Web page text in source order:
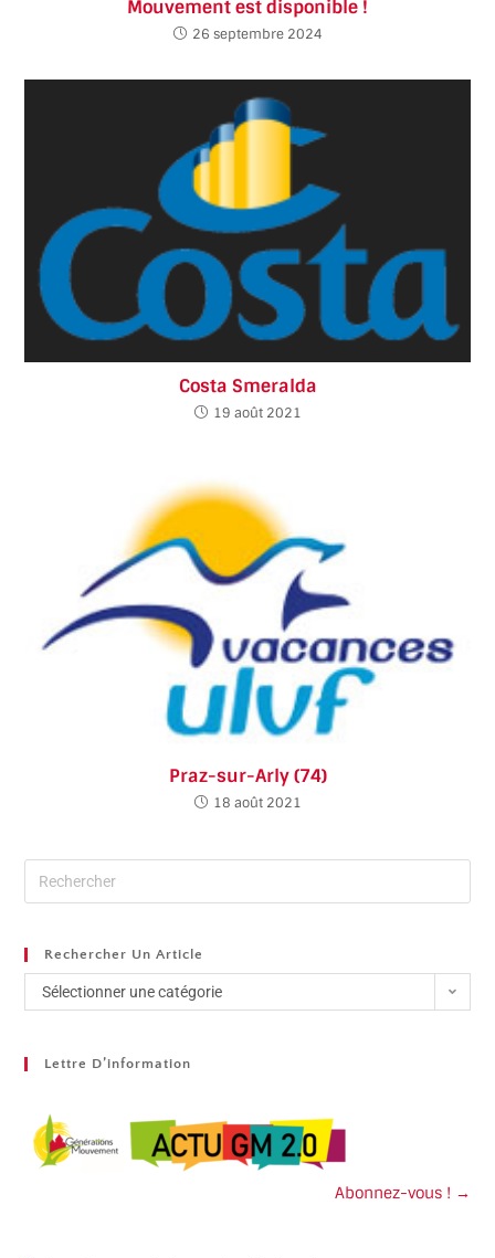
Mouvement est disponible !
26 septembre 2024
Costa Smeralda
19 août 2021
Praz-sur-Arly (74)
18 août 2021
Rechercher Un Article
Sélectionner une catégorie
Lettre D’information
Abonnez-vous ! →